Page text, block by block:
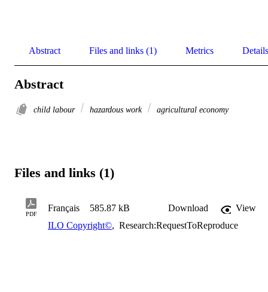
Abstract Files and links (1) Metrics Details
Abstract
child labour hazardous work agricultural economy
Files and links (1)
PDF
Français 585.87 kB Download
View
ILO Copyright©, Research:RequestToReproduce